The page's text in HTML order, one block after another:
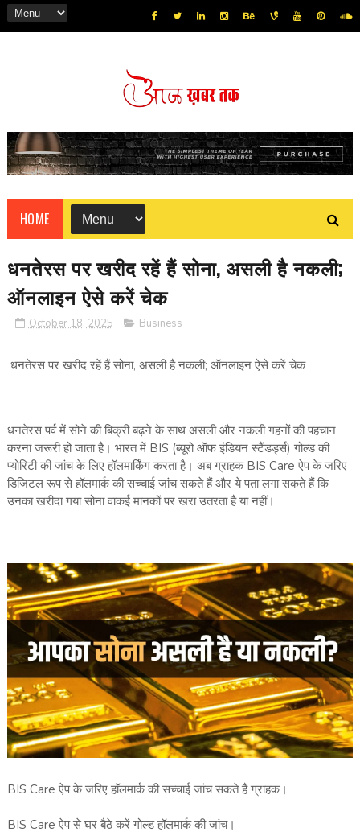
HOME
धनतेरस पर खरीद रहें हैं सोना, असली है नकली;
ऑनलाइन ऐसे करें चेक
October 18, 2025 Business
धनतेरस पर खरीद रहें हैं सोना, असली है नकली; ऑनलाइन ऐसे करें चेक
धनतेरस पर्व में सोने की बिक्री बढ़ने के साथ असली और नकली गहनों की पहचान
करना जरूरी हो जाता है। भारत में BIS (ब्यूरो ऑफ इंडियन स्टैंडर्ड्स) गोल्ड की
प्योरिटी की जांच के लिए हॉलमार्किंग करता है। अब ग्राहक BIS Care ऐप के जरिए
डिजिटल रूप से हॉलमार्क की सच्चाई जांच सकते हैं और ये पता लगा सकते हैं कि
उनका खरीदा गया सोना वाकई मानकों पर खरा उतरता है या नहीं।
BIS Care ऐप के जरिए हॉलमार्क की सच्चाई जांच सकते हैं ग्राहक।
BIS Care ऐप से घर बैठे करें गोल्ड हॉलमार्क की जांच।